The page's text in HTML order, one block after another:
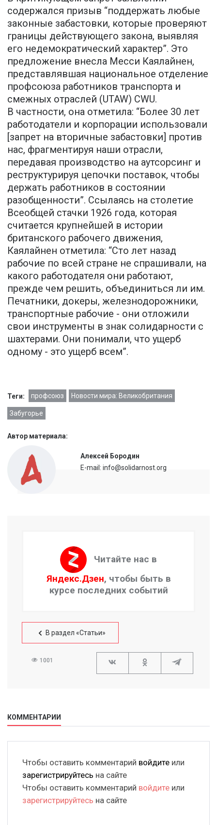
содержался призыв “поддержать любые
законные забастовки, которые проверяют
границы действующего закона, выявляя
его недемократический характер”. Это
предложение внесла Месси Каялайнен,
представлявшая национальное отделение
профсоюза работников транспорта и
смежных отраслей (UTAW) CWU.
В частности, она отметила: “Более 30 лет
работодатели и корпорации использовали
[запрет на вторичные забастовки] против
нас, фрагментируя наши отрасли,
передавая производство на аутсорсинг и
реструктурируя цепочки поставок, чтобы
держать работников в состоянии
разобщенности”. Ссылаясь на столетие
Всеобщей стачки 1926 года, которая
считается крупнейшей в истории
британского рабочего движения,
Каялайнен отметила: “Сто лет назад
рабочие по всей стране не спрашивали, на
какого работодателя они работают,
прежде чем решить, объединиться ли им.
Печатники, докеры, железнодорожники,
транспортные рабочие - они отложили
свои инструменты в знак солидарности с
шахтерами. Они понимали, что ущерб
одному - это ущерб всем”.
Теги: профсоюз Новости мира: Великобритания
Забугорье
Автор материала:
Алексей Бородин
E-mail: info@solidarnost.org
Читайте нас в
Яндекс.Дзен, чтобы быть в
курсе последних событий
В раздел «Статьи»
1001
КОММЕНТАРИИ
Чтобы оставить комментарий войдите или
зарегистрируйтесь на сайте
Чтобы оставить комментарий войдите или
зарегистрируйтесь на сайте